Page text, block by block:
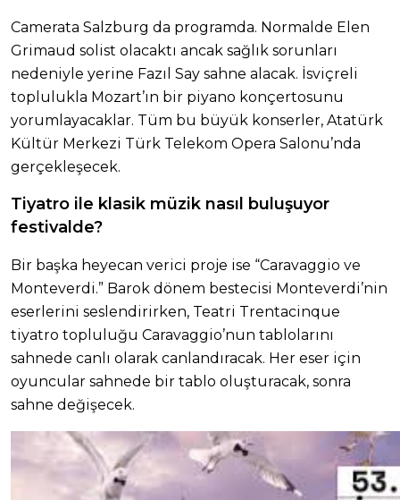
Camerata Salzburg da programda. Normalde Elen
Grimaud solist olacaktı ancak sağlık sorunları
nedeniyle yerine Fazıl Say sahne alacak. İsviçreli
toplulukla Mozart’ın bir piyano konçertosunu
yorumlayacaklar. Tüm bu büyük konserler, Atatürk
Kültür Merkezi Türk Telekom Opera Salonu’nda
gerçekleşecek.
Tiyatro ile klasik müzik nasıl buluşuyor
festivalde?
Bir başka heyecan verici proje ise “Caravaggio ve
Monteverdi.” Barok dönem bestecisi Monteverdi’nin
eserlerini seslendirirken, Teatri Trentacinque
tiyatro topluluğu Caravaggio’nun tablolarını
sahnede canlı olarak canlandıracak. Her eser için
oyuncular sahnede bir tablo oluşturacak, sonra
sahne değişecek.